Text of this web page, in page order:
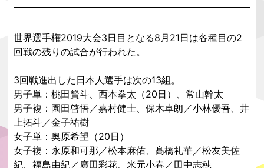
世界選手権2019大会3日目となる8月21日は各種目の2
回戦の残りの試合が行われた。
3回戦進出した日本人選手は次の13組。
男子単：桃田賢斗、西本拳太（20日）、常山幹太
男子複：園田啓悟／嘉村健士、保木卓朗／小林優吾、井
上拓斗／金子祐樹
女子単：奥原希望（20日）
女子複：永原和可那／松本麻佑、髙橋礼華／松友美佐
紀、福島由紀／廣田彩花、米元小春／田中志穂